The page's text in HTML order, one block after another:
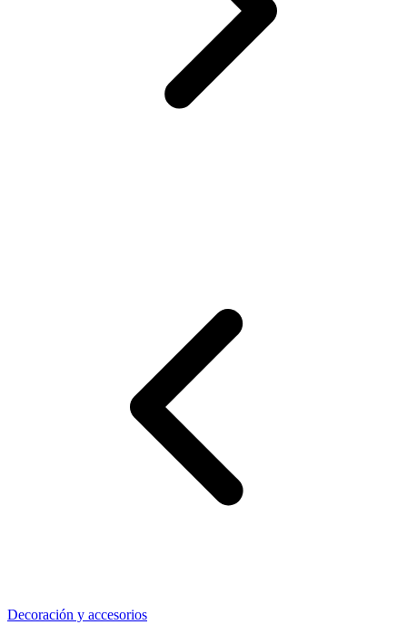
Decoración y accesorios